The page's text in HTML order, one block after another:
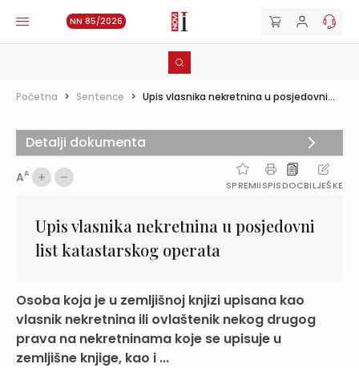
NN 85/2026
Početna > Sentence > Upis vlasnika nekretnina u posjedovni...
AA
SPREMIISPISDOCBILJEŠKE
Upis vlasnika nekretnina u posjedovni
list katastarskog operata
Osoba koja je u zemljišnoj knjizi upisana kao
vlasnik nekretnina ili ovlaštenik nekog drugog
prava na nekretninama koje se upisuje u
zemljišne knjige, kao i ...
Detalji dokumenta